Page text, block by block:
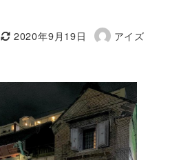
更新日
2020年9月19日
著
アイズ